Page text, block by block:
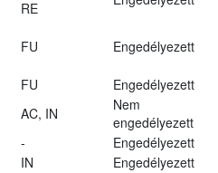
RE
FU Engedélyezett
FU
Engedélyezett
AC, IN
Nem
engedélyezett
-
Engedélyezett
IN
Engedélyezett